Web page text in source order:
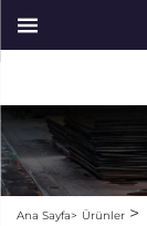
Ana Sayfa> Ürünler >